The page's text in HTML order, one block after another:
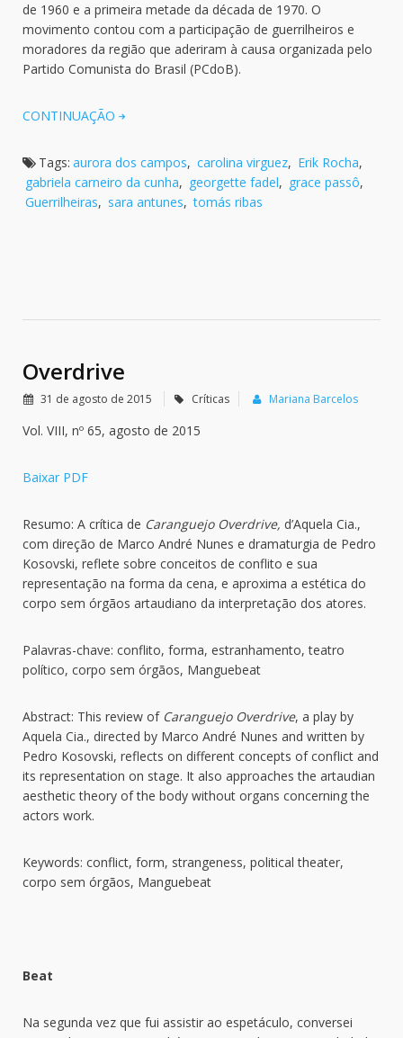
de 1960 e a primeira metade da década de 1970. O
movimento contou com a participação de guerrilheiros e
moradores da região que aderiram à causa organizada pelo
Partido Comunista do Brasil (PCdoB).
CONTINUAÇÃO
Tags: aurora dos campos, carolina virguez, Erik Rocha,
gabriela carneiro da cunha, georgette fadel, grace passô,
Guerrilheiras, sara antunes, tomás ribas
Overdrive
31 de agosto de 2015 Críticas Mariana Barcelos
Vol. VIII, nº 65, agosto de 2015
Baixar PDF
Resumo: A crítica de Caranguejo Overdrive, d’Aquela Cia.,
com direção de Marco André Nunes e dramaturgia de Pedro
Kosovski, reflete sobre conceitos de conflito e sua
representação na forma da cena, e aproxima a estética do
corpo sem órgãos artaudiano da interpretação dos atores.
Palavras-chave: conflito, forma, estranhamento, teatro
político, corpo sem órgãos, Manguebeat
Abstract: This review of Caranguejo Overdrive, a play by
Aquela Cia., directed by Marco André Nunes and written by
Pedro Kosovski, reflects on different concepts of conflict and
its representation on stage. It also approaches the artaudian
aesthetic theory of the body without organs concerning the
actors work.
Keywords: conflict, form, strangeness, political theater,
corpo sem órgãos, Manguebeat
Beat
Na segunda vez que fui assistir ao espetáculo, conversei